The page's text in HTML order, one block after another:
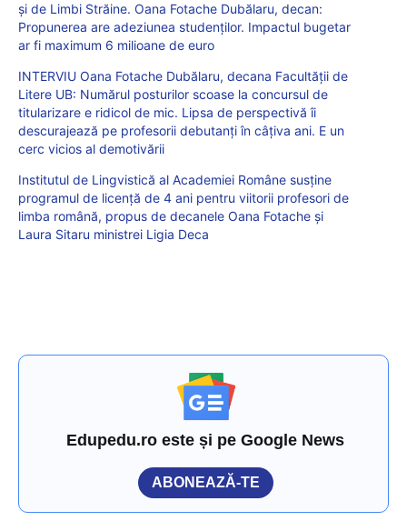
și de Limbi Străine. Oana Fotache Dubălaru, decan:
Propunerea are adeziunea studenților. Impactul bugetar
ar fi maximum 6 milioane de euro
INTERVIU Oana Fotache Dubălaru, decana Facultății de
Litere UB: Numărul posturilor scoase la concursul de
titularizare e ridicol de mic. Lipsa de perspectivă îi
descurajează pe profesorii debutanți în câțiva ani. E un
cerc vicios al demotivării
Institutul de Lingvistică al Academiei Române susține
programul de licență de 4 ani pentru viitorii profesori de
limba română, propus de decanele Oana Fotache și
Laura Sitaru ministrei Ligia Deca
Edupedu.ro este și pe Google News
ABONEAZĂ-TE